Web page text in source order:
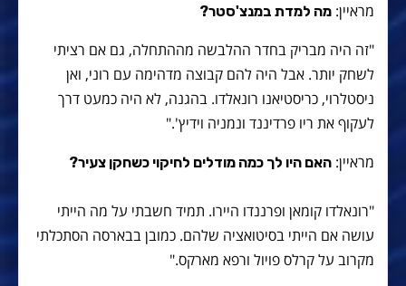
מראיין: מה למדת במנצ'סטר?
"זה היה מבריק בחדר ההלבשה מההתחלה, גם אם רציתי
לשחק יותר. אבל היה להם קבוצה מדהימה עם רוני, ואן
ניסטלרוי, כריסטיאנו רונאלדו. בהגנה, לא היה כמעט דרך
לעקוף את ריו פרדיננד ונמניה וידיץ'."
מראיין: האם היו לך כמה מודלים לחיקוי כשחקן צעיר?
"רונאלדו קומאן ופרננדו היירו. תמיד חשבתי על מה הייתי
עושה אם הייתי בסיטואציה שלהם. כמובן בבארסה הסתכלתי
מקרוב על קרלס פויול ורפא מארקס."